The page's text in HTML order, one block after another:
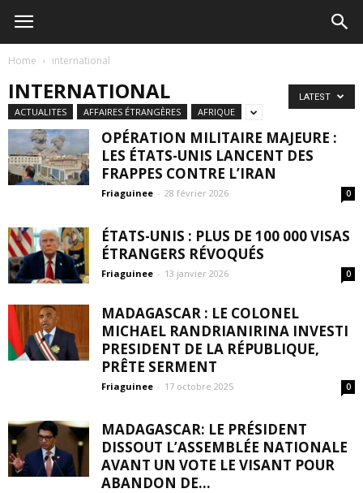
Home international
INTERNATIONAL
ACTUALITES AFFAIRES ÉTRANGÈRES AFRIQUE
LATEST
OPÉRATION MILITAIRE MAJEURE :
LES ÉTATS-UNIS LANCENT DES
FRAPPES CONTRE L’IRAN
Friaguinee - 28 février 2026 0
ÉTATS-UNIS : PLUS DE 100 000 VISAS
ÉTRANGERS RÉVOQUÉS
Friaguinee - 13 janvier 2026 0
MADAGASCAR : LE COLONEL
MICHAEL RANDRIANIRINA INVESTI
PRESIDENT DE LA RÉPUBLIQUE,
PRÊTE SERMENT
Friaguinee - 17 octobre 2025 0
MADAGASCAR: LE PRÉSIDENT
DISSOUT L’ASSEMBLÉE NATIONALE
AVANT UN VOTE LE VISANT POUR
ABANDON DE...